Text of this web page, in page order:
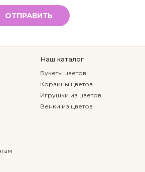
ОТПРАВИТЬ
Наш каталог
Букеты цветов
Корзины цветов
Игрушки из цветов
Венки из цветов